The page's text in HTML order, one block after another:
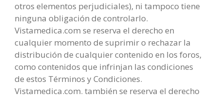
otros elementos perjudiciales), ni tampoco tiene
ninguna obligación de controlarlo.
Vistamedica.com se reserva el derecho en
cualquier momento de suprimir o rechazar la
distribución de cualquier contenido en los foros,
como contenidos que infrinjan las condiciones
de estos Términos y Condiciones.
Vistamedica.com. también se reserva el derecho